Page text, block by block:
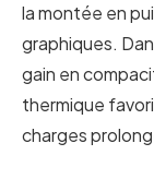
la montée en
graphiques.
gain en
thermique
charges